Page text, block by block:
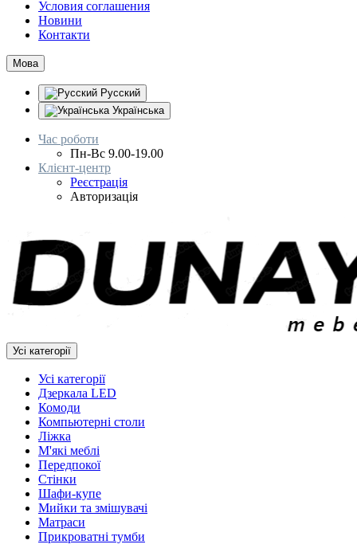
Условия соглашения
Новини
Контакти
Мова
Русский
Українська
Час роботи
Пн-Вс 9.00-19.00
Клієнт-центр
Реєстрація
Авторизація
Усі категорії
Усі категорії
Дзеркала LED
Комоди
Компьютерні столи
Ліжка
М'які меблі
Передпокої
Стінки
Шафи-купе
Мийки та змішувачі
Матраси
Прикроватні тумби